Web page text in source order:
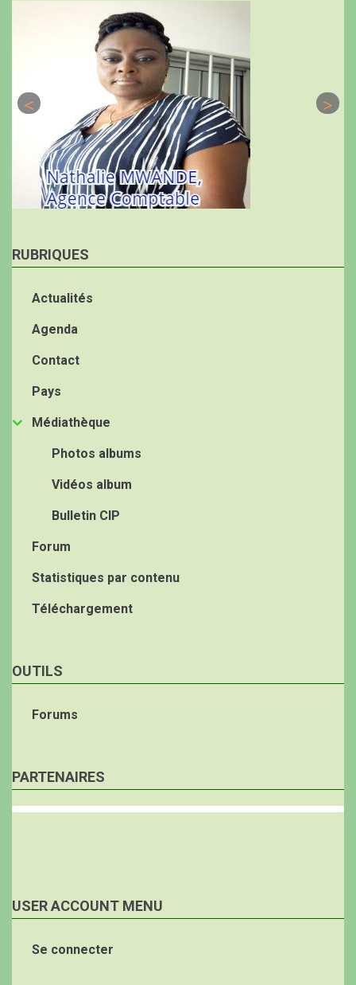
RUBRIQUES
Actualités
Agenda
Contact
Pays
Médiathèque
Photos albums
Vidéos album
Bulletin CIP
Forum
Statistiques par contenu
Téléchargement
OUTILS
Forums
PARTENAIRES
USER ACCOUNT MENU
Se connecter